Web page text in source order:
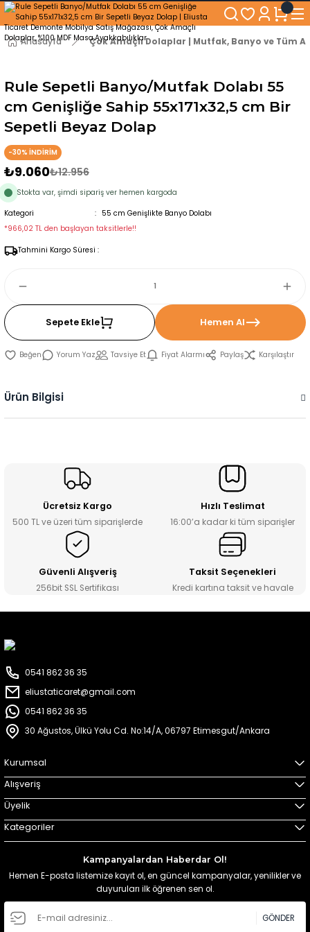
250₺ ve Üzeri Alışverişlerinizde KARGO BEDAVA!
5'er cm Aralıklarla 35 cm'den 100 cm'e kadar Genişliğe Sahip Dolaplar
% 100 Mdf Tekerlekli Masa ile Uzun Ömürlü ve Kolay Kullanım Konforu
Kaliteli hizmet, güvenli alışveriş ve satış sonrası destek
Anasayfa Çok Amaçlı Dolaplar | Mutfak, Banyo ve Tüm
Rule Sepetli Banyo/Mutfak Dolabı 55
cm Genişliğe Sahip 55x171x32,5 cm Bir
Sepetli Beyaz Dolap
-30% İNDİRİM
₺9.060₺12.956
Stokta var, şimdi sipariş ver hemen kargoda
Kategori
55 cm Genişlikte Banyo Dolabı
*966,02 TL den başlayan taksitlerle!!
Tahmini Kargo Süresi :
Sepete Ekle Hemen Al
Yorum Yaz Tavsiye Et Fiyat Alarmı Paylaş Karşılaştır
Ürün Bilgisi
Ücretsiz Kargo
500 TL ve üzeri tüm siparişlerde
Hızlı Teslimat
16:00’a kadar ki tüm siparişler
Güvenli Alışveriş
256bit SSL Sertifikası
Taksit Seçenekleri
Kredi kartına taksit ve havale
0541 862 36 35
eliustaticaret@gmail.com
0541 862 36 35
30 Ağustos, Ülkü Yolu Cd. No:14/A, 06797 Etimesgut/Ankara
Kurumsal
Alışveriş
Üyelik
Kategoriler
Kampanyalardan Haberdar Ol!
Hemen E-posta listemize kayıt ol, en güncel kampanyalar, yenilikler ve
duyuruları ilk öğrenen sen ol.
GÖNDER